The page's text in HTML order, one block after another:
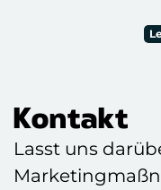
Kontakt
Lasst uns